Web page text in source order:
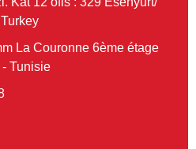
La Couronne 6ème étage
Tunisie